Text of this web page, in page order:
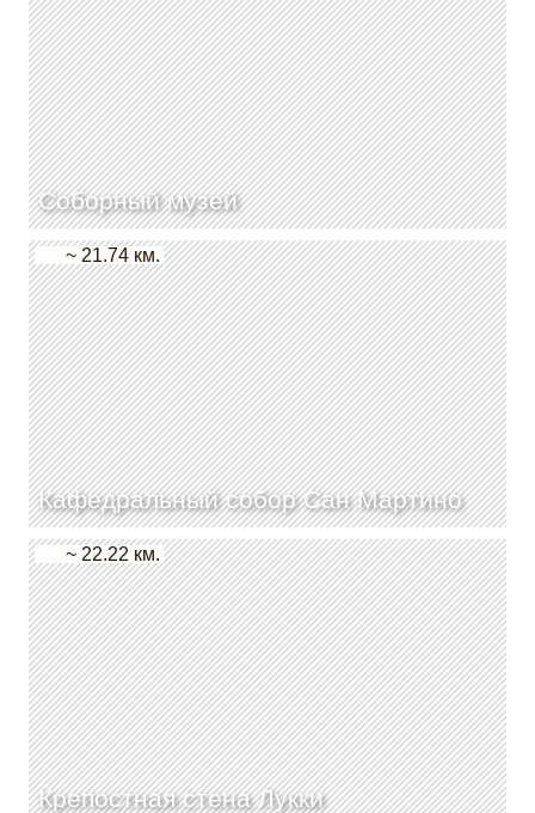
Соборный музей
Кафедральный собор Сан Мартино
~ 21.74 км.
Крепостная стена Лукки
~ 22.22 км.